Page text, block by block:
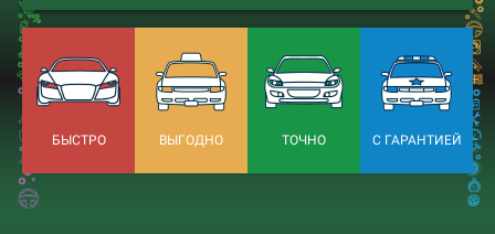
БЫСТРО ВЫГОДНО ТОЧНО С ГАРАНТИЕЙ